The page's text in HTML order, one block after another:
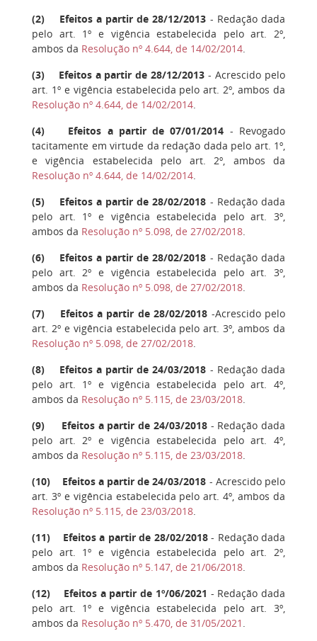
(2) Efeitos a partir de 28/12/2013 - Redação dada
pelo art. 1º e vigência estabelecida pelo art. 2º,
ambos da Resolução nº 4.644, de 14/02/2014
(3) Efeitos a partir de 28/12/2013 - Acrescido pelo
art. 1º e vigência estabelecida pelo art. 2º, ambos da
Resolução nº 4.644, de 14/02/2014
(4) Efeitos a partir de 07/01/2014 - Revogado
tacitamente em virtude da redação dada pelo art. 1º,
e vigência estabelecida pelo art. 2º, ambos da
Resolução nº 4.644, de 14/02/2014
(5) Efeitos a partir de 28/02/2018 - Redação dada
pelo art. 1º e vigência estabelecida pelo art. 3º,
ambos da Resolução nº 5.098, de 27/02/2018
(6) Efeitos a partir de 28/02/2018 - Redação dada
pelo art. 2º e vigência estabelecida pelo art. 3º,
ambos da Resolução nº 5.098, de 27/02/2018
(7) Efeitos a partir de 28/02/2018 -Acrescido pelo
art. 2º e vigência estabelecida pelo art. 3º, ambos da
Resolução nº 5.098, de 27/02/2018
(8) Efeitos a partir de 24/03/2018 - Redação dada
pelo art. 1º e vigência estabelecida pelo art. 4º,
ambos da Resolução nº 5.115, de 23/03/2018
(9) Efeitos a partir de 24/03/2018- Redação dada
pelo art. 2º e vigência estabelecida pelo art. 4º,
ambos da Resolução nº 5.115, de 23/03/2018
(10) Efeitos a partir de 24/03/2018 - Acrescido pelo
art. 3º e vigência estabelecida pelo art. 4º, ambos da
Resolução nº 5.115, de 23/03/2018
(11) Efeitos a partir de 28/02/2018- Redação dada
pelo art. 1º e vigência estabelecida pelo art. 2º,
ambos da Resolução nº 5.147, de 21/06/2018
(12) Efeitos a partir de 1º/06/2021 - Redação dada
pelo art. 1º e vigência estabelecida pelo art. 3º,
ambos da Resolução nº 5.470, de 31/05/2021